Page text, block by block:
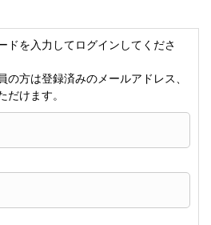
ドを入力してログインしてくださ
の方は登録済みのメールアドレス、
だけます。